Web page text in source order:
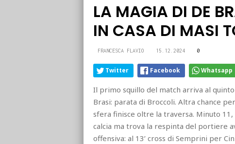
LA MAGIA DI DE
IN CASA DI MASI
FRANCESCA FLAVIO 15.12.2024 0
Twitter Facebook Whatsapp
Il primo squillo del match arriva al
Brasi: parata di Broccoli. Altra chance
sfera finisce oltre la traversa. Minuto
calcia ma trova la respinta del portiere
offensiva: al 13’ cross di Semprini per